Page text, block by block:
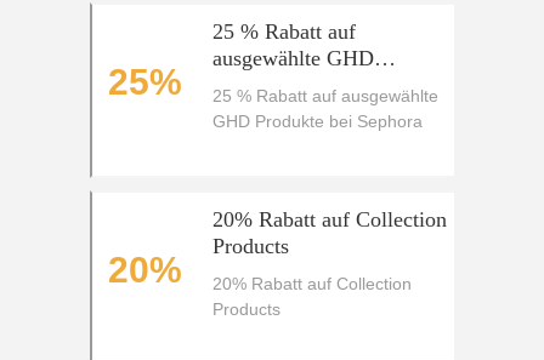
25%
25 % Rabatt auf
ausgewählte GHD
Produkte bei Sephora
25 % Rabatt auf ausgewählte
GHD Produkte bei Sephora
20%
20% Rabatt auf Collection
Products
20% Rabatt auf Collection
Products